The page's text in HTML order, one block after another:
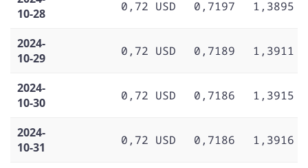
10-28
0,72 USD 0,7197 1,3895
2024-
10-29
0,72 USD 0,7189 1,3911
2024-
10-30
0,72 USD 0,7186 1,3915
2024-
10-31
0,72 USD 0,7186 1,3916